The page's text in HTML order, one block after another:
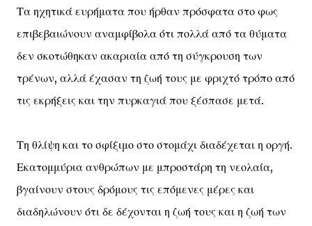
Τα ηχητικά ευρήματα που ήρθαν πρόσφατα στο φως
επιβεβαιώνουν αναμφίβολα ότι πολλά από τα θύματα
δεν σκοτώθηκαν ακαριαία από τη σύγκρουση των
τρένων, αλλά έχασαν τη ζωή τους με φριχτό τρόπο από
τις εκρήξεις και την πυρκαγιά που ξέσπασε μετά.
Τη θλίψη και το σφίξιμο στο στομάχι διαδέχεται η οργή.
Εκατομμύρια ανθρώπων με μπροστάρη τη νεολαία,
βγαίνουν στους δρόμους τις επόμενες μέρες και
διαδηλώνουν ότι δε δέχονται η ζωή τους και η ζωή των